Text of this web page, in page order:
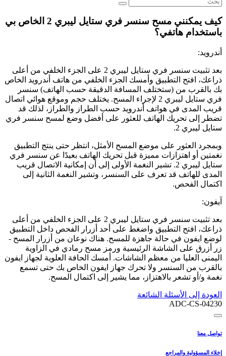
كيف يمكنني مسح سنسر فري ستايل ليبري 2 الخاص بي
باستخدام هاتفي؟
أندرويد:
بعد تثبيت سنسر فري ستايل ليبري 2 على الجزء الخلفي من أعلى
ذراعك، افتح التطبيق وأمسك الجزء الخلفي من هاتف أندرويد الخاص
بك بالقرب من (ستختلف المسافة الدقيقة حسب الهاتف) سنسر
فري ستايل ليبري 2 لإجراء المسح. يختلف حجم وموقع هوائي اتصال
قريب المدى في هواتف أندرويد حسب الطراز والطراز، لذلك قد
تضطر إلى تحريك الهاتف للعثور على أفضل وضع لمسح سنسر فري
ستايل ليبري 2.
وبمجرد العثور على موضع المسح الأمثل، انتظر حتى ينتج التطبيق
نغمتين أو اهتزازات مميزة قبل تحريك الهاتف بعيدًا عن سنسر فري
ستايل ليبري 2. تشير النغمة الأولى إلى أن إمكانية الاتصال قريب
المدى للهاتف قد تعرف على السنسر، وتشير النغمة الثانية إلى
اكتمال الفحص.
آيفون:
بعد تثبيت سنسر فري ستايل ليبري 2 على الجزء الخلفي من أعلى
ذراعك، افتح التطبيق واضغط على أحد أزرار الفحص داخل التطبيق
لوضع ايفون في حالة جاهزة للمسح. هناك نوعان من أزرار المسح -
زر أزرق على الشاشة الرئيسية ورمز مسح رمادي في الزاوية
اليمنى العليا من معظم الشاشات. أمسك الحافة العلوية لجهاز ايفون
بالقرب من السنسر ولا تحرك جهاز ايفون الخاص بك حتى تسمع
نغمة و/أو تشعر بالاهتزاز، مما يشير إلى اكتمال المسح.
العودة إلى الأسئلة الشائعة
ADC-CS-04230
تواصل معنا
إخلاء المسؤولية والمراجع